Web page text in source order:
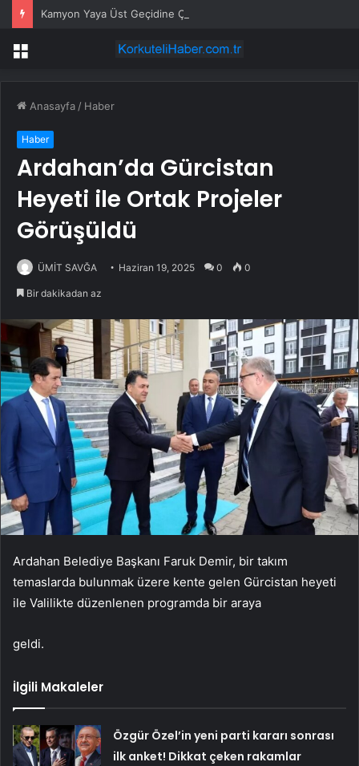
Kamyon Yaya Üst Geçidine Çarptı
Menü
Anasayfa / Haber
Haber
Ardahan’da Gürcistan
Heyeti ile Ortak Projeler
Görüşüldü
ÜMİT SAVĞA Haziran 19, 2025 0 0
Bir dakikadan az
Ardahan Belediye Başkanı Faruk Demir, bir takım
temaslarda bulunmak üzere kente gelen Gürcistan heyeti
ile Valilikte düzenlenen programda bir araya
geldi.
İlgili Makaleler
Özgür Özel’in yeni parti kararı sonrası
ilk anket! Dikkat çeken rakamlar